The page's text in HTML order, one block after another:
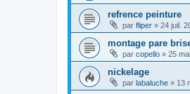
refrence peinture
par fliper » 24 juil.
montage pare
par copello » 25
nickelage
par labaluche » 13